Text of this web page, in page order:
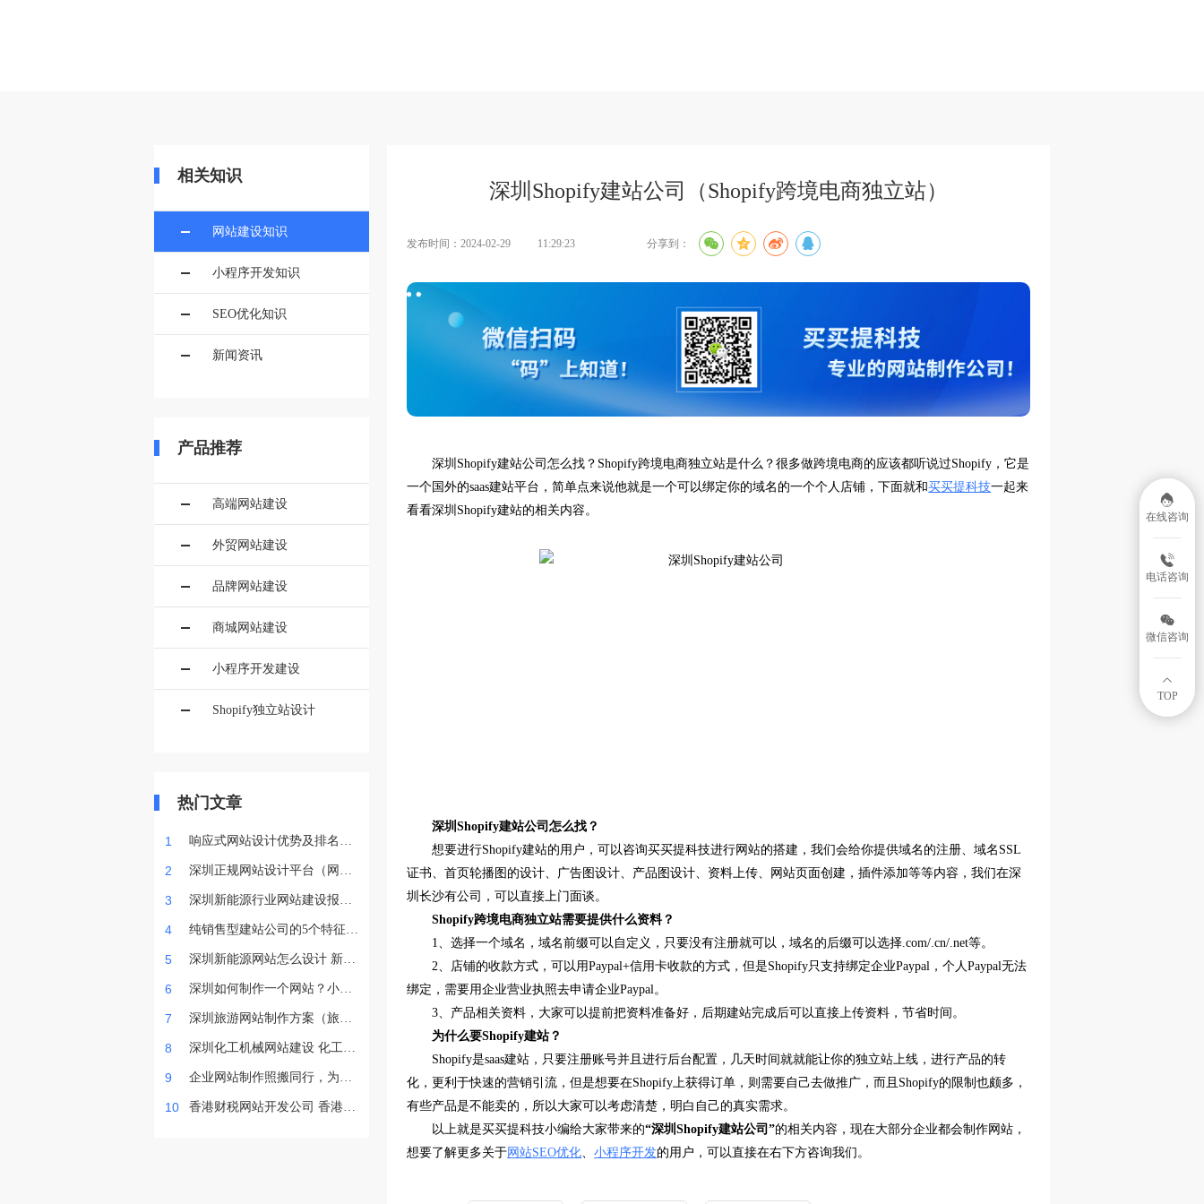
相关知识
网站建设知识
小程序开发知识
SEO优化知识
新闻资讯
产品推荐
高端网站建设
外贸网站建设
品牌网站建设
商城网站建设
小程序开发建设
Shopify独立站设计
热门文章
1
响应式网站设计优势及排名优
2
深圳正规网站设计平台（网站
3
深圳新能源行业网站建设报价
4
纯销售型建站公司的5个特征：
拖沓
5
深圳新能源网站怎么设计 新能
6
深圳如何制作一个网站？小企
7
深圳旅游网站制作方案（旅游
8
深圳化工机械网站建设 化工机
9
企业网站制作照搬同行，为什
10
香港财税网站开发公司 香港财
深圳Shopify建站公司（Shopify跨境电商独立站）
发布时间：2024-02-29 11:29:23 分享到：
深圳Shopify建站公司怎么找？Shopify跨境电商独立站是什么？很多做跨境电商的应该都听说过Shopify，它是
一个国外的saas建站平台，简单点来说他就是一个可以绑定你的域名的一个个人店铺，下面就和买买提科技一起来
看看深圳Shopify建站的相关内容。
深圳Shopify建站公司怎么找？
想要进行Shopify建站的用户，可以咨询买买提科技进行网站的搭建，我们会给你提供域名的注册、域名SSL
证书、首页轮播图的设计、广告图设计、产品图设计、资料上传、网站页面创建，插件添加等等内容，我们在深
圳长沙有公司，可以直接上门面谈。
Shopify跨境电商独立站需要提供什么资料？
1、选择一个域名，域名前缀可以自定义，只要没有注册就可以，域名的后缀可以选择.com/.cn/.net等。
2、店铺的收款方式，可以用Paypal+信用卡收款的方式，但是Shopify只支持绑定企业Paypal，个人Paypal无法
绑定，需要用企业营业执照去申请企业Paypal。
3、产品相关资料，大家可以提前把资料准备好，后期建站完成后可以直接上传资料，节省时间。
为什么要Shopify建站？
Shopify是saas建站，只要注册账号并且进行后台配置，几天时间就就能让你的独立站上线，进行产品的转
化，更利于快速的营销引流，但是想要在Shopify上获得订单，则需要自己去做推广，而且Shopify的限制也颇多，
有些产品是不能卖的，所以大家可以考虑清楚，明白自己的真实需求。
以上就是买买提科技小编给大家带来的“深圳Shopify建站公司”的相关内容，现在大部分企业都会制作网站，
想要了解更多关于网站SEO优化、小程序开发的用户，可以直接在右下方咨询我们。
在线咨询
电话咨询
微信咨询
TOP